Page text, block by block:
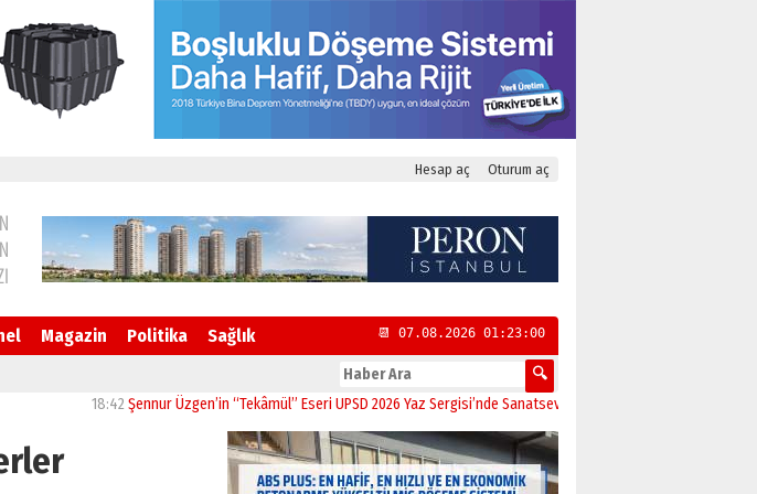
Hesap aç Oturum aç
Magazin Politika Sağlık 📆 07.08.2026 01:23:00
Şennur Üzgen’in “Tekâmül” Eseri UPSD 2026 Yaz Sergisi’nde Sanatseverlerle Buluştu